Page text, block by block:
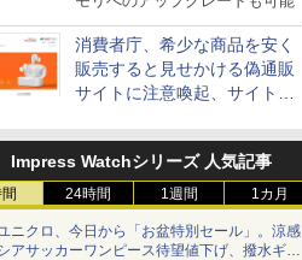
消費者庁、希少な商品を安く
販売すると見せかける偽通販
サイトに注意喚起、サイト名
Impress Watchシリーズ 人気記事
24時間 1週間 1カ月
ニクロ、今日から「お盆特別セール」。涼感
アサッカーワンピース待望値下げ、撥水ギア